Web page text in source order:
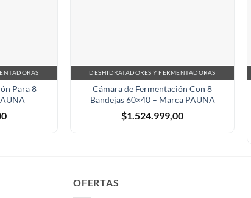
Para 8
DESHIDRATADORES Y FERMENTADORAS
Cámara de Fermentación Con 8
Bandejas 60×40 – Marca PAUNA
$1.524.999,00
OFERTAS